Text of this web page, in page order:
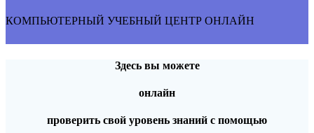
КОМПЬЮТЕРНЫЙ УЧЕБНЫЙ ЦЕНТР ОНЛАЙН
Здесь вы можете
онлайн
проверить свой уровень знаний с помощью